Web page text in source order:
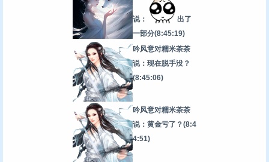
说：
出了
一部分(8:45:19)
吟风意对糯米茶茶
说：现在脱手没？
(8:45:06)
吟风意对糯米茶茶
说：黄金亏了？(8:4
4:51)